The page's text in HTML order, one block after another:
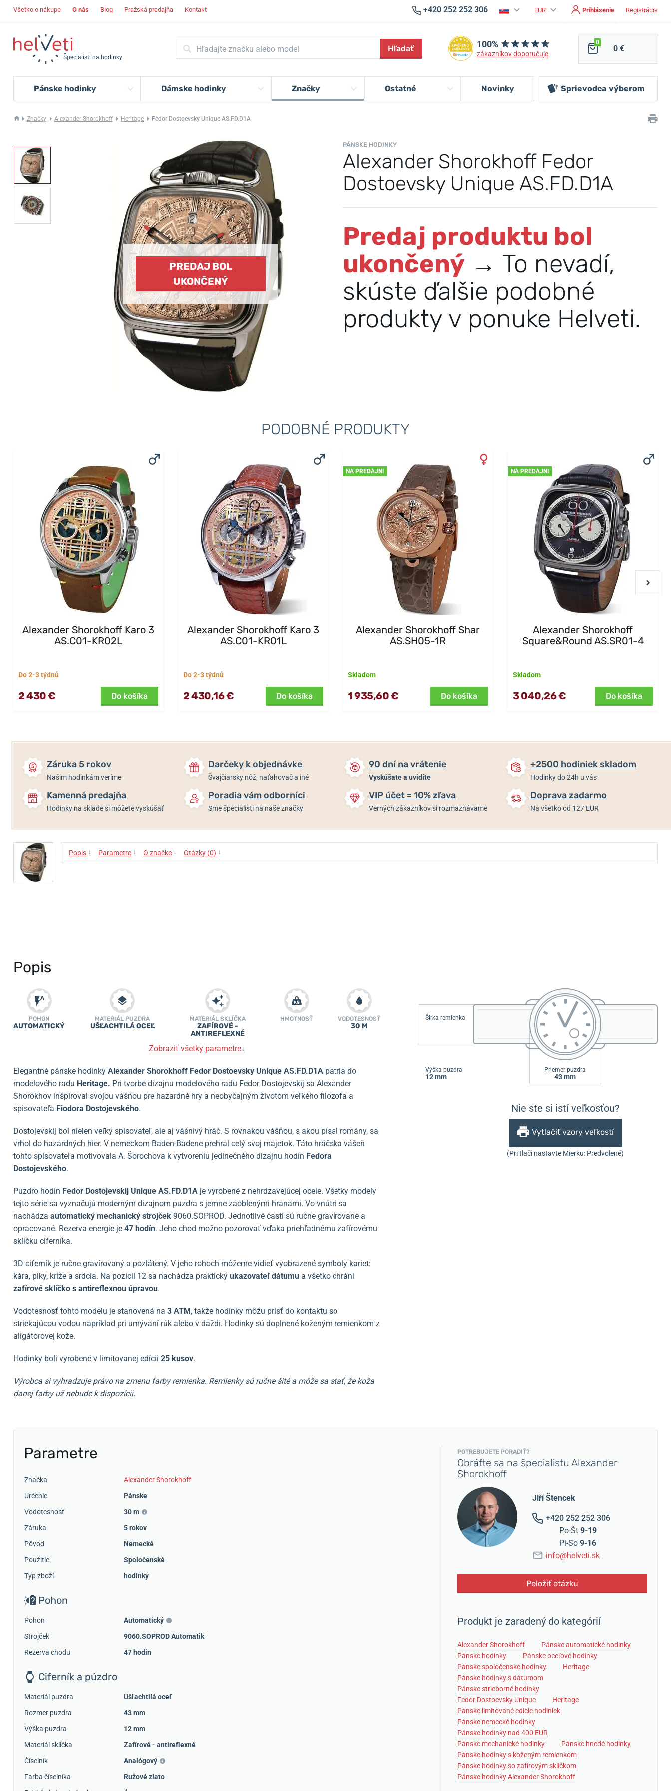
Všetko o nákupe O nás Blog Pražská predajňa Kontakt +420 252 252 306 EUR Prihlásenie Registrácia
Špecialisti na hodinky
Hľadať 100%
zákazníkov doporučuje
0
0 €
Pánske hodinky Dámske hodinky Značky Ostatné Novinky Sprievodca výberom
Značky Alexander Shorokhoff Heritage Fedor Dostoevsky Unique AS.FD.D1A
PÁNSKE HODINKY
Alexander Shorokhoff Fedor
Dostoevsky Unique AS.FD.D1A
PREDAJ BOL
UKONČENÝ
Predaj produktu bol
ukončený → To nevadí,
skúste ďalšie podobné
produkty v ponuke Helveti.
PODOBNÉ PRODUKTY
Alexander Shorokhoff Karo 3
AS.C01-KR02L
Do 2-3 týdnů
2 430 € Do košíka
Alexander Shorokhoff Karo 3
AS.C01-KR01L
Do 2-3 týdnů
2 430,16 € Do košíka
NA PREDAJNI
Alexander Shorokhoff Shar
AS.SH05-1R
Skladom
1 935,60 € Do košíka
NA PREDAJNI
Alexander Shorokhoff
Square&Round AS.SR01-4
Skladom
3 040,26 € Do košíka
Záruka 5 rokov
Našim hodinkám veríme
Darčeky k objednávke
Švajčiarsky nôž, naťahovač a iné
90 dní na vrátenie
Vyskúšate a uvidíte
+2500 hodiniek skladom
Hodinky do 24h u vás
Kamenná predajňa
Hodinky na sklade si môžete vyskúšať
Poradia vám odborníci
Sme špecialisti na naše značky
VIP účet = 10% zľava
Verných zákazníkov si rozmaznávame
Doprava zadarmo
Na všetko od 127 EUR
Popis ↓ Parametre ↓ O značke ↓ Otázky (0) ↓
Popis
POHON
AUTOMATICKÝ
MATERIÁL PUZDRA
UŠĽACHTILÁ OCEĽ
MATERIÁL SKLÍČKA
ZAFÍROVÉ -
ANTIREFLEXNÉ
HMOTNOSŤ VODOTESNOSŤ
30 M
Zobraziť všetky parametre↓
Elegantné pánske hodinky Alexander Shorokhoff Fedor Dostoevsky Unique AS.FD.D1A patria do
modelového radu Heritage. Pri tvorbe dizajnu modelového radu Fedor Dostojevskij sa Alexander
Shorokhov inšpiroval svojou vášňou pre hazardné hry a neobyčajným životom veľkého filozofa a
spisovateľa Fiodora Dostojevského.
Dostojevskij bol nielen veľký spisovateľ, ale aj vášnivý hráč. S rovnakou vášňou, s akou písal romány, sa
vrhol do hazardných hier. V nemeckom Baden-Badene prehral celý svoj majetok. Táto hráčska vášeň
tohto spisovateľa motivovala A. Šorochova k vytvoreniu jedinečného dizajnu hodín Fedora
Dostojevského.
Puzdro hodín Fedor Dostojevskij Unique AS.FD.D1A je vyrobené z nehrdzavejúcej ocele. Všetky modely
tejto série sa vyznačujú moderným dizajnom puzdra s jemne zaoblenými hranami. Vo vnútri sa
nachádza automatický mechanický strojček 9060.SOPROD. Jednotlivé časti sú ručne gravírované a
opracované. Rezerva energie je 47 hodín. Jeho chod možno pozorovať vďaka priehľadnému zafírovému
sklíčku ciferníka.
3D ciferník je ručne gravírovaný a pozlátený. V jeho rohoch môžeme vidieť vyobrazené symboly kariet:
kára, piky, kríže a srdcia. Na pozícii 12 sa nachádza praktický ukazovateľ dátumu a všetko chráni
zafírové sklíčko s antireflexnou úpravou.
Vodotesnosť tohto modelu je stanovená na 3 ATM, takže hodinky môžu prísť do kontaktu so
striekajúcou vodou napríklad pri umývaní rúk alebo v daždi. Hodinky sú doplnené koženým remienkom z
aligátorovej kože.
Hodinky boli vyrobené v limitovanej edícii 25 kusov.
Výrobca si vyhradzuje právo na zmenu farby remienka. Remienky sú ručne šité a môže sa stať, že koža
danej farby už nebude k dispozícii.
Šírka remienka
Výška puzdra
12 mm
Priemer puzdra
43 mm
Nie ste si istí veľkosťou?
Vytlačiť vzory veľkostí
(Pri tlači nastavte Mierku: Predvolené)
Parametre
Značka
Alexander Shorokhoff
Určenie
Pánske
Vodotesnosť
30 m
Záruka
5 rokov
Pôvod
Nemecké
Použitie
Spoločenské
Typ zboží
hodinky
Pohon
Pohon
Automatický
Strojček
9060.SOPROD Automatik
Rezerva chodu
47 hodin
Ciferník a púzdro
Materiál puzdra
Ušľachtilá oceľ
Rozmer puzdra
43 mm
Výška puzdra
12 mm
Materiál sklíčka
Zafírové - antireflexné
Číselník
Analógový
Farba číselníka
Ružové zlato
POTREBUJETE PORADIŤ?
Obráťte sa na špecialistu Alexander
Shorokhoff
Jiří Štencek
+420 252 252 306
Po-Št 9-19
Pi-So 9-16
info@helveti.sk
Položiť otázku
Produkt je zaradený do kategórií
Alexander Shorokhoff
Pánske automatické hodinky
Pánske hodinky
Pánske oceľové hodinky
Pánske spoločenské hodinky
Heritage
Pánske hodinky s dátumom
Pánske strieborné hodinky
Fedor Dostoevsky Unique
Heritage
Pánske limitované edície hodiniek
Pánske nemecké hodinky
Pánske hodinky nad 400 EUR
Pánske mechanické hodinky
Pánske hnedé hodinky
Pánske hodinky s koženým remienkom
Pánske hodinky so zafírovým sklíčkom
Pánske hodinky Alexander Shorokhoff